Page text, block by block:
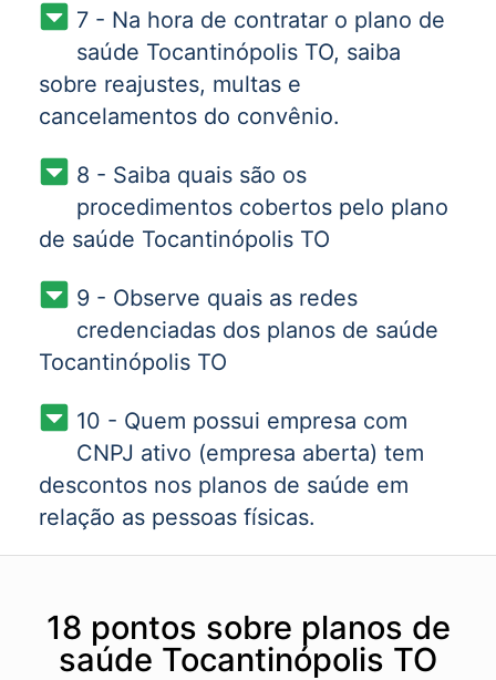
7 - Na hora de contratar o plano de
saúde Tocantinópolis TO, saiba
sobre reajustes, multas e
cancelamentos do convênio.
8 - Saiba quais são os
procedimentos cobertos pelo plano
de saúde Tocantinópolis TO
9 - Observe quais as redes
credenciadas dos planos de saúde
Tocantinópolis TO
10 - Quem possui empresa com
CNPJ ativo (empresa aberta) tem
descontos nos planos de saúde em
relação as pessoas físicas.
18 pontos sobre planos de
saúde Tocantinópolis TO